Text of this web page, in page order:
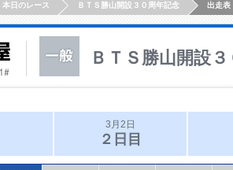
本日のレース ＢＴＳ勝山開設３０周年記念 出走表
ＢＴＳ勝山開設
3月2日
２日目